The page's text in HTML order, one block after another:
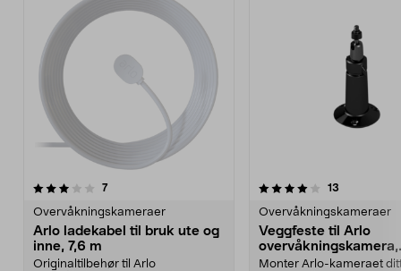
7anmeldelser
Overvåkningskameraer
Arlo ladekabel til bruk ute og
inne, 7,6 m
Originaltilbehør til Arlo
4.0av 5 stjerner 13
Overvåkningskameraer
Veggfeste til Arlo
overvåkningskamera,
VMA1000
Monter Arlo-kameraet
4.0av 5 stjerner